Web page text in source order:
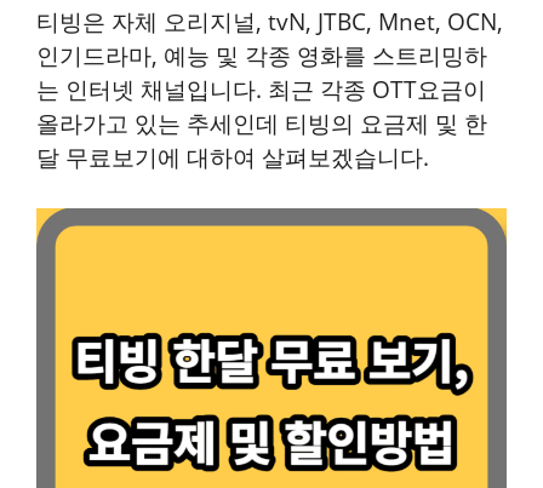
티빙은 자체 오리지널, tvN, JTBC, Mnet, OCN,
인기드라마, 예능 및 각종 영화를 스트리밍하
는 인터넷 채널입니다. 최근 각종 OTT요금이
올라가고 있는 추세인데 티빙의 요금제 및 한
달 무료보기에 대하여 살펴보겠습니다.